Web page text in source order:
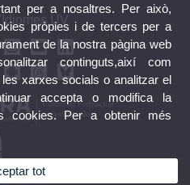
UV
FGUV
per a nosaltres. Per això,
pròpies i de tercers per a
de la nostra pàgina web
continguts,així com
xarxes socials o analitzar el
accepta o modifica la
cookies. Per a obtenir més
tot